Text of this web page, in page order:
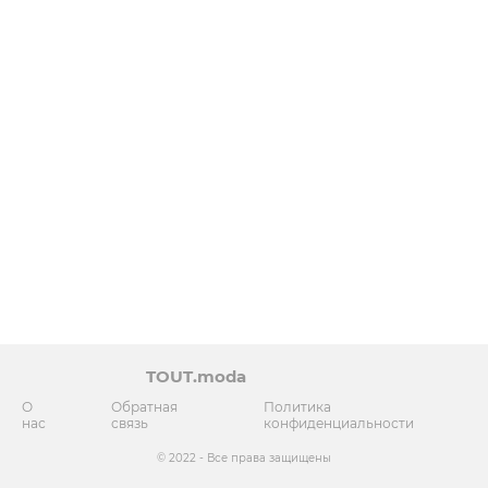
TOUT.moda
О
нас
Обратная
связь
Политика
конфиденциальности
© 2022 - Все права защищены